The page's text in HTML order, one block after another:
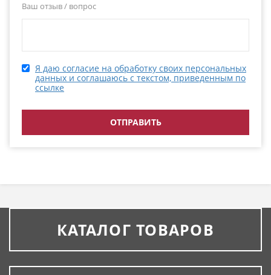
Ваш отзыв / вопрос
Я даю согласие на обработку своих персональных
данных и соглашаюсь с текстом, приведенным по
ссылке
КАТАЛОГ ТОВАРОВ